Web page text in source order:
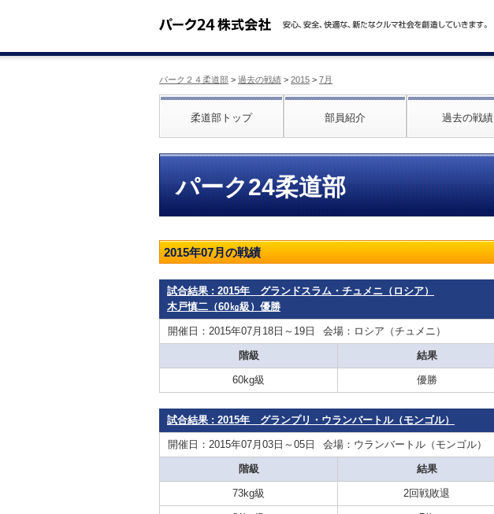
パーク２４柔道部 > 過去の戦績 > 2015 > 7月
柔道部トップ 部員紹介 過去の戦績
パーク24柔道部
2015年07月の戦績
試合結果 : 2015年 グランドスラム・チュメニ（ロシア）
木戸慎二（60㎏級）優勝
開催日：2015年07月18日～19日 会場：ロシア（チュメニ）
階級 結果
60kg級 優勝
試合結果 : 2015年 グランプリ・ウランバートル（モンゴル）
開催日：2015年07月03日～05日 会場：ウランバートル（モンゴル）
階級 結果
73kg級 2回戦敗退